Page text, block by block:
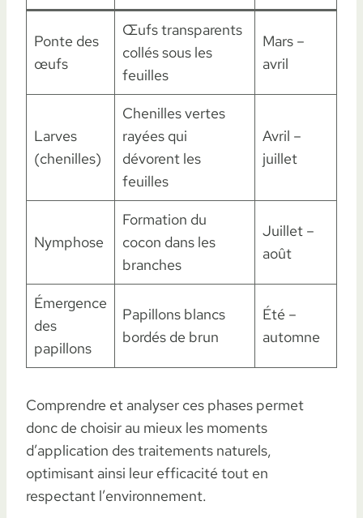
Ponte des
œufs
Œufs transparents
collés sous les
feuilles
Mars –
avril
Larves
(chenilles)
Chenilles vertes
rayées qui
dévorent les
feuilles
Avril –
juillet
Nymphose
Formation du
cocon dans les
branches
Juillet –
août
Émergence
des
papillons
Papillons blancs
bordés de brun
Été –
automne
Comprendre et analyser ces phases permet
donc de choisir au mieux les moments
d’application des traitements naturels,
optimisant ainsi leur efficacité tout en
respectant l’environnement.